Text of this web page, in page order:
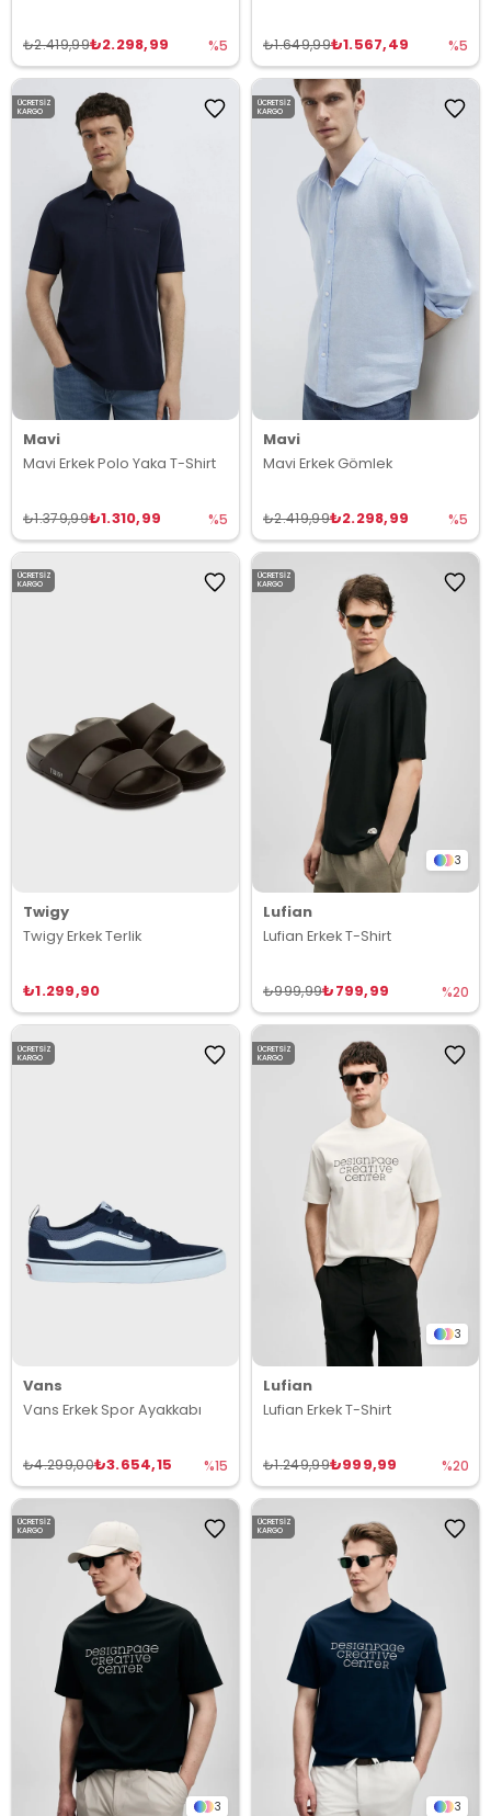
₺2.298,99
₺2.419,99 %5 ₺1.567,49
₺1.649,99 %5
Mavi
Mavi Erkek Polo Yaka T-Shirt
₺1.310,99
₺1.379,99 %5
ÜCRETSIZ
KARGO
Mavi
Mavi Erkek Gömlek
₺2.298,99
₺2.419,99 %5
ÜCRETSIZ
KARGO
Twigy
Twigy Erkek Terlik
₺1.299,90
ÜCRETSIZ
KARGO
3
Lufian
Lufian Erkek T-Shirt
₺799,99
₺999,99 %20
ÜCRETSIZ
KARGO
Vans
Vans Erkek Spor Ayakkabı
₺3.654,15
₺4.299,00 %15
ÜCRETSIZ
KARGO
3
Lufian
Lufian Erkek T-Shirt
₺999,99
₺1.249,99 %20
ÜCRETSIZ
KARGO
3
ÜCRETSIZ
KARGO
3
ÜCRETSIZ
KARGO